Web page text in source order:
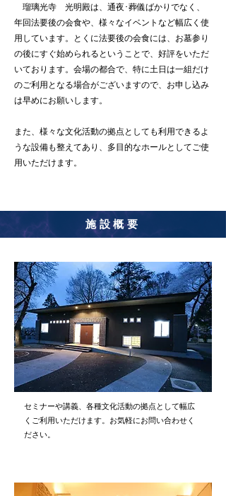
瑠璃光寺 光明殿は、通夜･葬儀ばかりでなく、
年回法要後の会食や、様々なイベントなど幅広く使
用しています。とくに法要後の会食には、お墓参り
の後にすぐ始められるということで、好評をいただ
いております。会場の都合で、特に土日は一組だけ
のご利用となる場合がございますので、お申し込み
は早めにお願いします。
また、様々な文化活動の拠点としても利用できるよ
うな設備も整えてあり、多目的なホールとしてご使
用いただけます。
施設概要
セミナーや講義、各種文化活動の拠点として幅広
くご利用いただけます。お気軽にお問い合わせく
ださい。